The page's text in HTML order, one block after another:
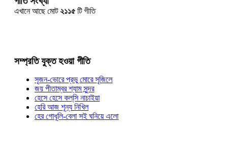
এখানে আছে মোট২১১৫ টি গীতি
সম্প্রতি যুক্ত হওয়া গীতি
সৃজন-ভোরে প্রভু মোরে সৃজিলে
জয় পীতাম্বর শ্যাম সুন্দর
হেসে হেসে কল্‌সি নাচাইয়া
হেরি আজ শূন্য নিখিল
হের গোধূলি-বেলা সই ঘনিয়ে এলো